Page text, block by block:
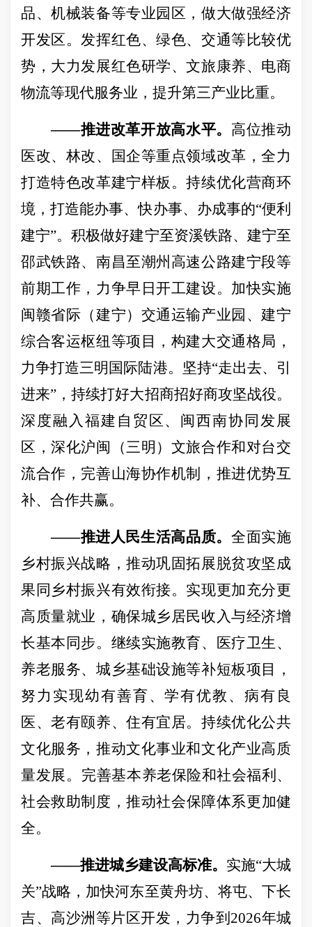
品、机械装备等专业园区，做大做强经济
开发区。发挥红色、绿色、交通等比较优
势，大力发展红色研学、文旅康养、电商
物流等现代服务业，提升第三产业比重。
——推进改革开放高水平。 高位推动
医改、林改、国企等重点领域改革，全力
打造特色改革建宁样板。持续优化营商环
境，打造能办事、快办事、办成事的“便利
建宁”。积极做好建宁至资溪铁路、建宁至
邵武铁路、南昌至潮州高速公路建宁段等
前期工作，力争早日开工建设。加快实施
闽赣省际（建宁）交通运输产业园、建宁
综合客运枢纽等项目，构建大交通格局，
力争打造三明国际陆港。坚持“走出去、引
进来”，持续打好大招商招好商攻坚战役。
深度融入福建自贸区、闽西南协同发展
区，深化沪闽（三明）文旅合作和对台交
流合作，完善山海协作机制，推进优势互
补、合作共赢。
——推进人民生活高品质。全面实施
乡村振兴战略，推动巩固拓展脱贫攻坚成
果同乡村振兴有效衔接。实现更加充分更
高质量就业，确保城乡居民收入与经济增
长基本同步。继续实施教育、医疗卫生、
养老服务、城乡基础设施等补短板项目，
努力实现幼有善育、学有优教、病有良
医、老有颐养、住有宜居。持续优化公共
文化服务，推动文化事业和文化产业高质
量发展。完善基本养老保险和社会福利、
社会救助制度，推动社会保障体系更加健
全。
——推进城乡建设高标准。 实施“大城
关”战略，加快河东至黄舟坊、将屯、下长
吉、高沙洲等片区开发，力争到2026年城